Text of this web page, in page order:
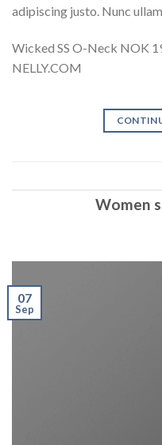
adipiscing justo. Nunc
Wicked SS O-Neck NOK
NELLY.COM
Women
07
Sep